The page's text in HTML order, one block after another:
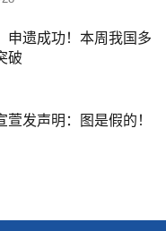
申遗成功！本周我国多
破
萱发声明：图是假的！